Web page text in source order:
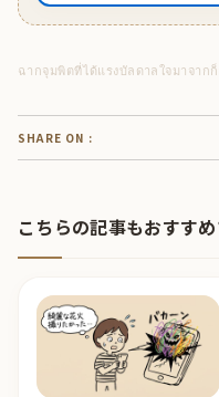
ฉากจุมพิตที่ได้แรงบัลดาลใจมาจาก
SHARE ON :
こちらの記事もおすす